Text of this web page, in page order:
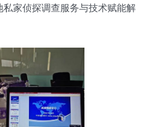
私家侦探调查服务与技术赋能解